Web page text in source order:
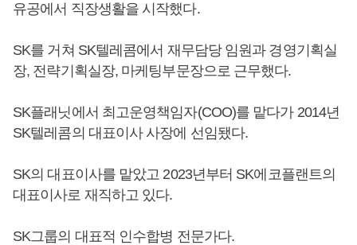
유공에서 직장생활을 시작했다.
SK를 거쳐 SK텔레콤에서 재무담당 임원과 경영기획실
장, 전략기획실장, 마케팅부문장으로 근무했다.
SK플래닛에서 최고운영책임자(COO)를 맡다가 2014년
SK텔레콤의 대표이사 사장에 선임됐다.
SK의 대표이사를 맡았고 2023년부터 SK에코플랜트의
대표이사로 재직하고 있다.
SK그룹의 대표적 인수합병 전문가다.